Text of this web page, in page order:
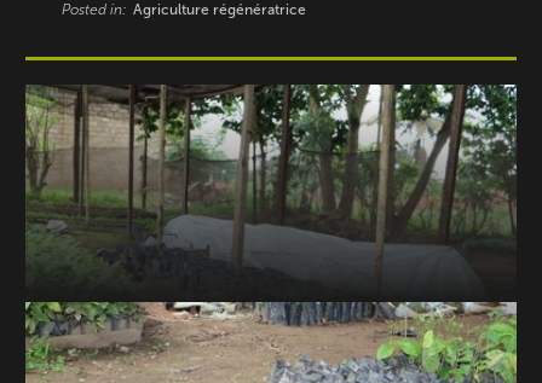
Posted in: Agriculture régénératrice